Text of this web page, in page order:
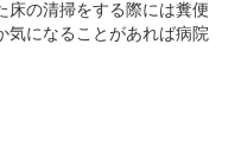
床の清掃をする際には糞便
気になることがあれば病院